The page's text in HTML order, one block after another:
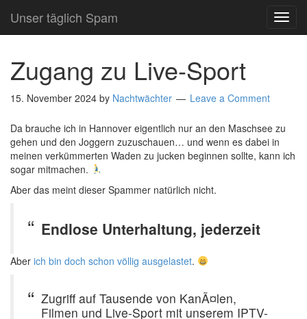
Unser täglich Spam
Zugang zu Live-Sport
15. November 2024 by Nachtwächter Leave a Comment
Da brauche ich in Hannover eigentlich nur an den Maschsee zu
gehen und den Joggern zuzuschauen… und wenn es dabei in
meinen verkümmerten Waden zu jucken beginnen sollte, kann ich
sogar mitmachen.
Aber das meint dieser Spammer natürlich nicht.
Endlose Unterhaltung, jederzeit
Aber ich bin doch schon völlig ausgelastet.
Zugriff auf Tausende von KanÃ¤len,
Filmen und Live-Sport mit unserem IPTV-